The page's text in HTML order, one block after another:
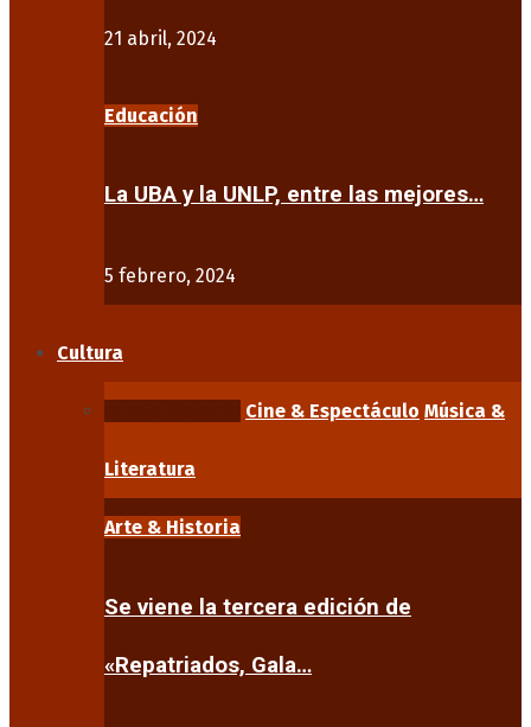
21 abril, 2024
Educación
La UBA y la UNLP, entre las mejores…
5 febrero, 2024
Cultura
Cine & Espectáculo Música &
Literatura
Arte & Historia
Se viene la tercera edición de
«Repatriados, Gala…